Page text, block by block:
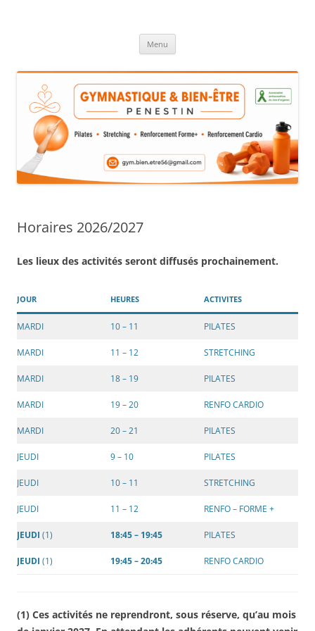
Menu
Horaires 2026/2027
Les lieux des activités seront diffusés prochainement.
JOUR HEURES ACTIVITES
MARDI 10 – 11 PILATES
MARDI 11 – 12 STRETCHING
MARDI 18 – 19 PILATES
MARDI 19 – 20 RENFO CARDIO
MARDI 20 – 21 PILATES
JEUDI 9 – 10 PILATES
JEUDI 10 – 11 STRETCHING
JEUDI 11 – 12 RENFO – FORME +
JEUDI (1) 18:45 – 19:45 PILATES
JEUDI (1) 19:45 – 20:45 RENFO CARDIO
(1) Ces activités ne reprendront, sous réserve, qu’au mois